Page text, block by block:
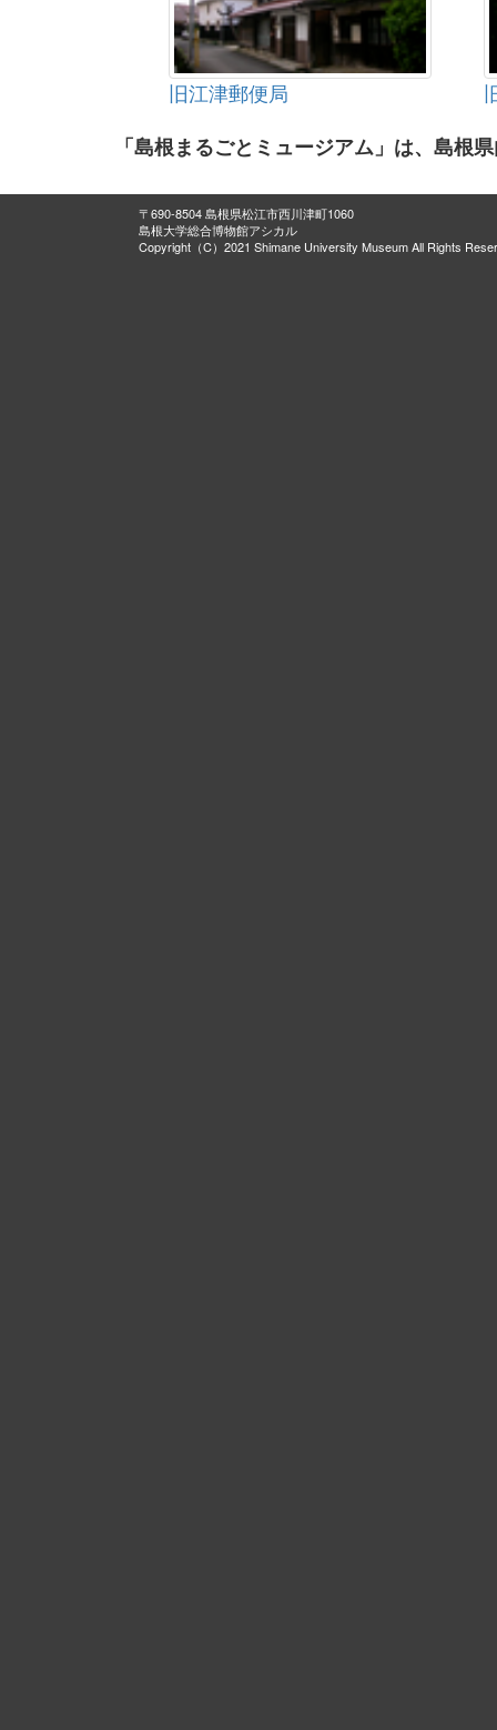
旧江津郵便局
「島根まるごとミュージアム」は、島根
〒690-8504 島根県松江市西川津町1060
島根大学総合博物館アシカル
Copyright（C）2021 Shimane University Museum All Rights